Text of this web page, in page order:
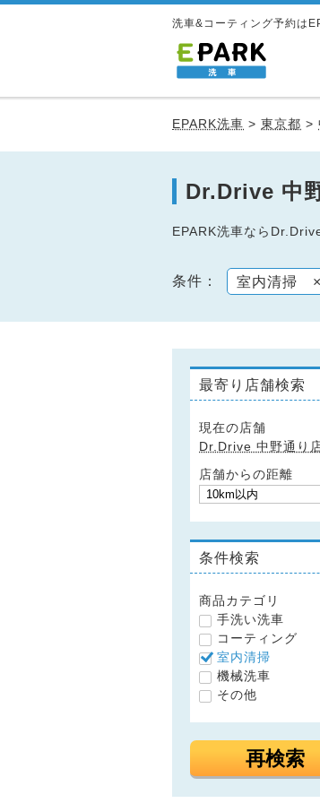
洗車&コーティング予約は
EPARK洗車 > 東京都 >
Dr.Drive 中
EPARK洗車なら
条件： 室内清掃 ×
最寄り店舗検索
現在の店舗
Dr.Drive 中野通り
店舗からの距離
条件検索
商品カテゴリ
手洗い洗車
コーティング
室内清掃
機械洗車
その他
再検索